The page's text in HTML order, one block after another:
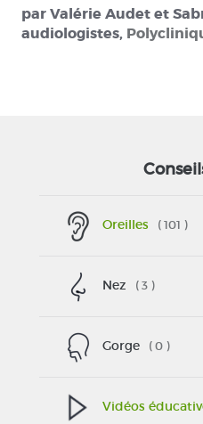
par Valérie Audet et
audiologistes,
Oreilles ( 101 )
Nez ( 3 )
Gorge ( 0 )
Vidéos